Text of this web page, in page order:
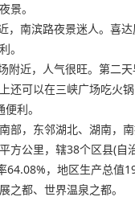
景。
，南滨路夜景迷人。喜
。
附近，人气很旺。第二
还可以在三峡广场吃火
利。
部，东邻湖北、湖南，
方公里，辖38个区县(自
64.08%，地区生产总值
之都、世界温泉之都。